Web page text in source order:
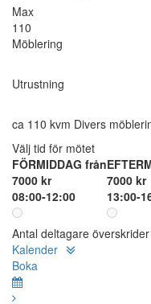
Max
110
Möblering
Utrustning
ca 110 kvm Divers
Välj tid för mötet
FÖRMIDDAG från
7000 kr
08:00-12:00
7000 kr
13:00-
Antal deltagare
Kalender
Boka